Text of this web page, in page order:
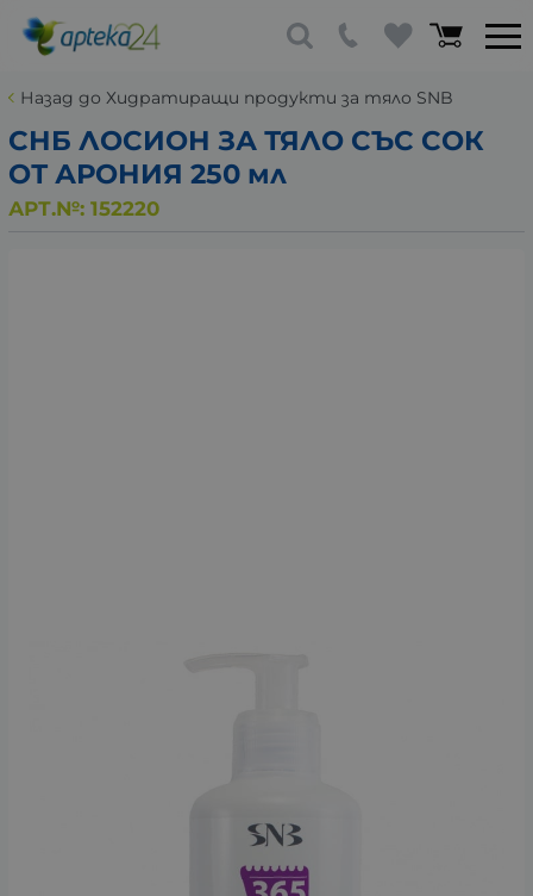
Назад до Хидратиращи продукти за тяло SNB
СНБ ЛОСИОН ЗА ТЯЛО СЪС СОК
ОТ АРОНИЯ 250 мл
АРТ.№: 152220